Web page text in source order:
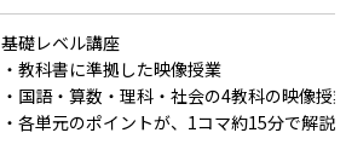
基礎レベル講座
・教科書に準拠した映像授業
・国語・算数・理科・社会の4教科の映像授
・各単元のポイントが、1コマ約15分で解説